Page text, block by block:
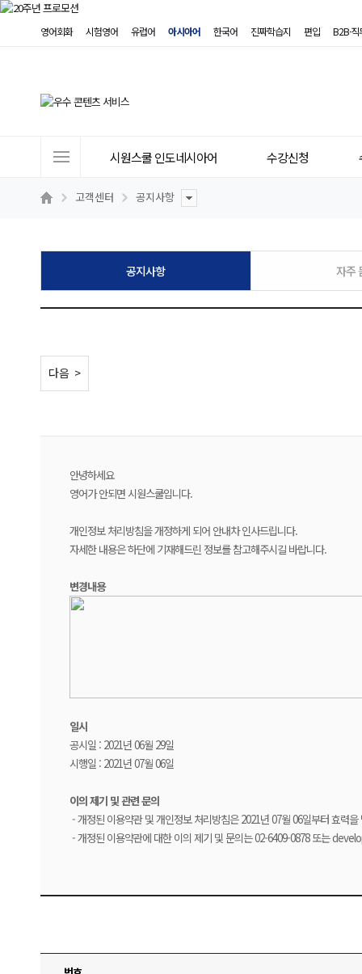
영어회화 시험영어 유럽어 아시아어 한국어 진짜학습지 편입 B2B·
트
시원스쿨 인도네시아어 수강신청
고객센터 공지사항
공지사항 자주
< 이전
다음 >
안녕하세요
영어가 안되면 시원스쿨입니다.
개인정보 처리방침을 개정하게 되어 안내차 인사드립니다.
자세한 내용은 하단에 기재해드린 정보를 참고해주시길 바랍니다.
변경내용
일시
공시일 : 2021년 06월 29일
시행일 : 2021년 07월 06일
이의 제기 및 관련 문의
-개정된 이용약관 및 개인정보 처리방침은 2021년 07월 06일부터 효력
-개정된 이용약관에 대한 이의 제기 및 문의는 02-6409-0878 또는